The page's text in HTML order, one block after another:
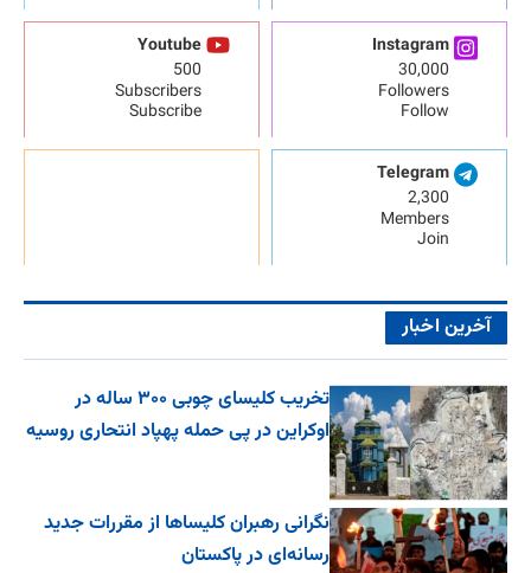
Instagram
30,000
Followers
Follow
Youtube
500
Subscribers
Subscribe
Telegram
2,300
Members
Join
آخرین اخبار
تخریب کلیسای چوبی ۳۰۰ ساله در
اوکراین در پی حمله پهپاد انتحاری روسیه
نگرانی رهبران کلیساها از مقررات جدید
رسانه‌ای در پاکستان